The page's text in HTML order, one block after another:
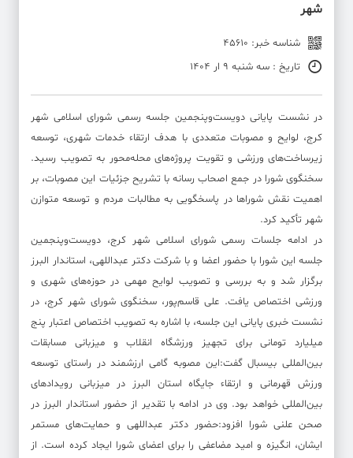
شهر
شناسه خبر: 45610
تاریخ : سه شنبه 9 ار 1404
در نشست پایانی دویست‌وپنجمین جلسه رسمی شورای اسلامی شهر
کرج، لوایح و مصوبات متعددی با هدف ارتقاء خدمات شهری، توسعه
زیرساخت‌های ورزشی و تقویت پروژه‌های محله‌محور به تصویب رسید.
سخنگوی شورا در جمع اصحاب رسانه با تشریح جزئیات این مصوبات، بر
اهمیت نقش شوراها در پاسخگویی به مطالبات مردم و توسعه متوازن
شهر تأکید کرد.
در ادامه جلسات رسمی شورای اسلامی شهر کرج، دویست‌وپنجمین
جلسه این شورا با حضور اعضا و با شرکت دکتر عبداللهی، استاندار البرز
برگزار شد و به بررسی و تصویب لوایح مهمی در حوزه‌های شهری و
ورزشی اختصاص یافت. علی قاسم‌پور، سخنگوی شورای شهر کرج، در
نشست خبری پایانی این جلسه، با اشاره به تصویب اختصاص اعتبار پنج
میلیارد تومانی برای تجهیز ورزشگاه انقلاب و میزبانی مسابقات
بین‌المللی بیسبال گفت:این مصوبه گامی ارزشمند در راستای توسعه
ورزش قهرمانی و ارتقاء جایگاه استان البرز در میزبانی رویدادهای
بین‌المللی خواهد بود. وی در ادامه با تقدیر از حضور استاندار البرز در
صحن علنی شورا افزود:حضور دکتر عبداللهی و حمایت‌های مستمر
ایشان، انگیزه و امید مضاعفی را برای اعضای شورا ایجاد کرده است. از